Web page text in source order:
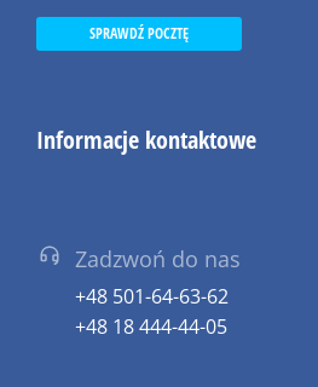
SPRAWDŹ POCZTĘ
Informacje kontaktowe
Zadzwoń do nas
+48 501-64-63-62
+48 18 444-44-05